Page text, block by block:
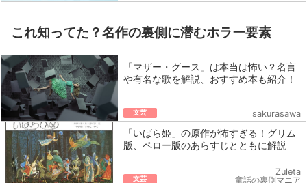
これ知ってた？名作の裏側に潜むホラー要素
「マザー・グース」は本当は怖い？名言
や有名な歌を解説、おすすめ本も紹介！
文芸 sakurasawa
「いばら姫」の原作が怖すぎる！グリム
版、ペロー版のあらすじとともに解説
文芸
Zuleta
童話の裏側マニア